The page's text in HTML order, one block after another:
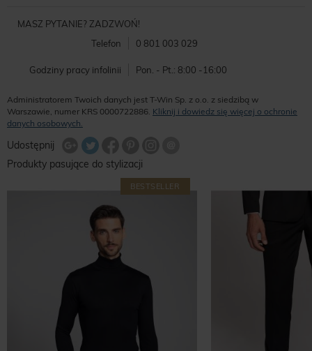
MASZ PYTANIE? ZADZWOŃ!
Telefon
0 801 003 029
Godziny pracy infolinii Pon. - Pt.: 8:00 -16:00
Administratorem Twoich danych jest T-Win Sp. z o.o. z siedzibą w
Warszawie, numer KRS 0000722886. Kliknij i dowiedz się więcej o ochronie
danych osobowych.
Udostępnij
Share FacebookUdostępnij na Google+
Udostępnij na Google+
Produkty pasujące do stylizacji
BESTSELLER